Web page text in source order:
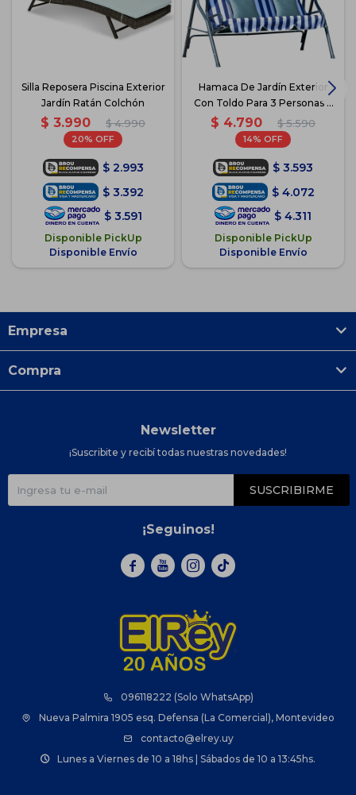
Silla Reposera Piscina Exterior
Jardín Ratán Colchón
$ 3.990 $ 4.990
20
$ 2.993
$ 3.392
$ 3.591
Disponible PickUp
Disponible Envío
Hamaca De Jardín Exterior
Con Toldo Para 3 Personas +
2 Almohadones - Azul-Blanco
$ 4.790 $ 5.590
14
$ 3.593
$ 4.072
$ 4.311
Disponible PickUp
Disponible Envío
096118222 (Solo WhatsApp)
Nueva Palmira 1905 esq. Defensa (La Comercial), Montevideo
contacto@elrey.uy
Lunes a Viernes de 10 a 18hs | Sábados de 10 a 13:45hs.
Empresa
Compra
Newsletter
¡Suscribite y recibí todas nuestras novedades!
SUSCRIBIRME
¡Seguinos!
  